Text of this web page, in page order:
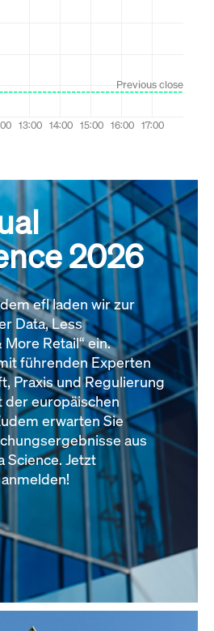
2026
efl laden wir zur
Data, Less
Retail“ ein.
führenden Experten
Praxis und Regulierung
europäischen
erwarten Sie
aus
Science. Jetzt